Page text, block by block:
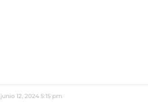
junio 12, 20245:15 pm